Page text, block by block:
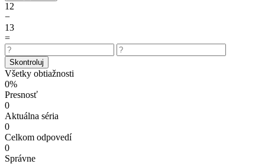
1 2
−
13
=
Skontroluj
Všetky obtiažnosti
0%
Presnosť
0
Aktuálna séria
0
Celkom odpovedí
0
Správne